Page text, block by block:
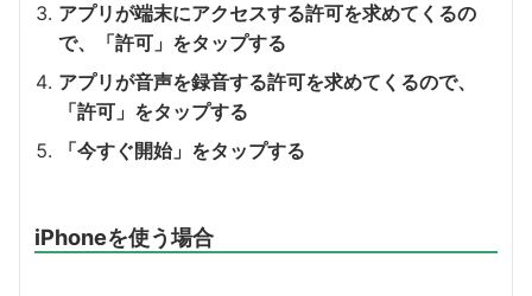
アプリが端末にアクセスする許可を求めてくるの
で、「許可」をタップする
アプリが音声を録音する許可を求めてくるので、
「許可」をタップする
「今すぐ開始」をタップする
iPhoneを使う場合